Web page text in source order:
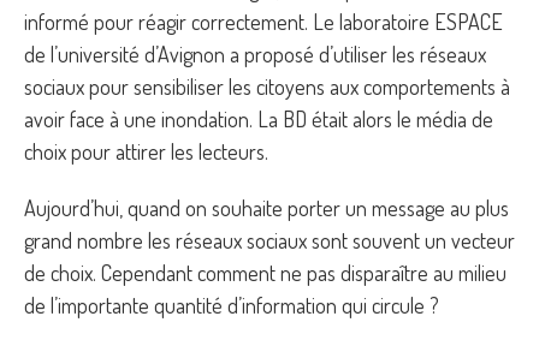
informé pour réagir correctement. Le laboratoire ESPACE
de l’université d’Avignon a proposé d’utiliser les réseaux
sociaux pour sensibiliser les citoyens aux comportements à
avoir face à une inondation. La BD était alors le média de
choix pour attirer les lecteurs.
Aujourd’hui, quand on souhaite porter un message au plus
grand nombre les réseaux sociaux sont souvent un vecteur
de choix. Cependant comment ne pas disparaître au milieu
de l’importante quantité d’information qui circule ?